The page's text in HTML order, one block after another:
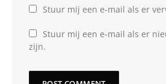
Stuur mij een e-mail als er
Stuur mij een e-mail als er
zijn.